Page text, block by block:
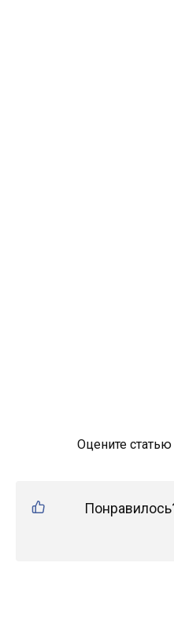
Оцените статью